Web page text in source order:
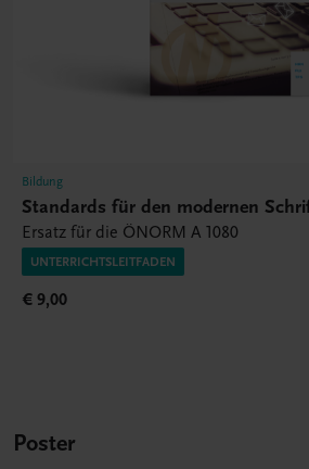
Bildung
Standards für den modernen
Ersatz für die ÖNORM A 1080
UNTERRICHTSLEITFADEN
€ 9,00
Poster